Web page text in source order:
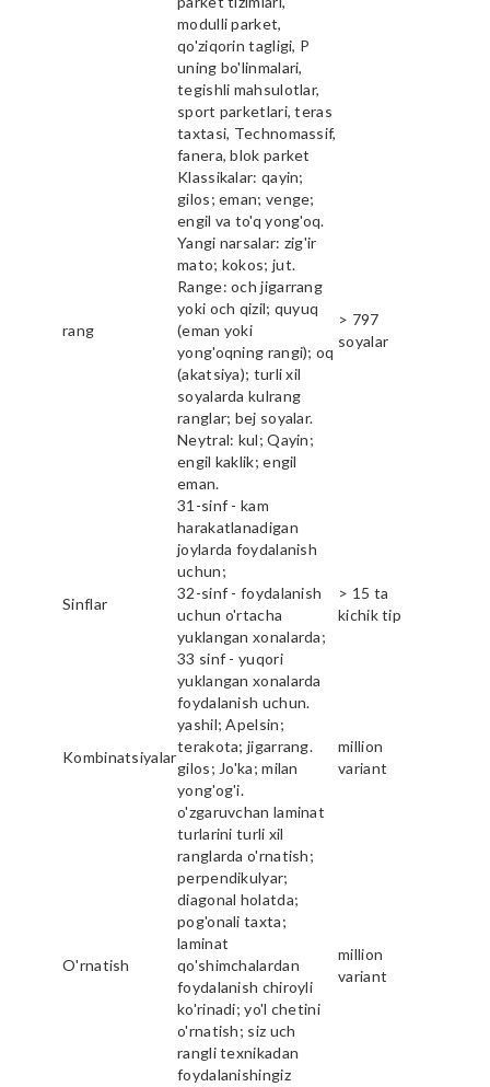
modulli parket,
qo'ziqorin tagligi, P
uning bo'linmalari,
tegishli mahsulotlar,
sport parketlari, teras
taxtasi, Technomassif,
fanera, blok parket
rang
Klassikalar: qayin;
gilos; eman; venge;
engil va to'q yong'oq.
Yangi narsalar: zig'ir
mato; kokos; jut.
Range: och jigarrang
yoki och qizil; quyuq
(eman yoki
yong'oqning rangi); oq
(akatsiya); turli xil
soyalarda kulrang
ranglar; bej soyalar.
Neytral: kul; Qayin;
engil kaklik; engil
eman.
> 797
soyalar
Sinflar
31-sinf - kam
harakatlanadigan
joylarda foydalanish
uchun;
32-sinf - foydalanish
uchun o'rtacha
yuklangan xonalarda;
33 sinf - yuqori
yuklangan xonalarda
foydalanish uchun.
> 15 ta
kichik tip
Kombinatsiyalar
yashil; Apelsin;
terakota; jigarrang.
gilos; Jo'ka; milan
yong'og'i.
million
variant
O'rnatish
o'zgaruvchan laminat
turlarini turli xil
ranglarda o'rnatish;
perpendikulyar;
diagonal holatda;
pog'onali taxta;
laminat
qo'shimchalardan
foydalanish chiroyli
ko'rinadi; yo'l chetini
o'rnatish; siz uch
rangli texnikadan
foydalanishingiz
million
variant